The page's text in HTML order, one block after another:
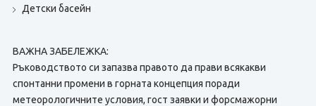
Детски басейн
ВАЖНА ЗАБЕЛЕЖКА:
Ръководството си запазва правото да прави всякакви
спонтанни промени в горната концепция поради
метеорологичните условия, гост заявки и форсмажорни